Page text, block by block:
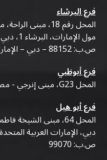
فرع البرشاء
المحل رقم 18،
مول الإمارات، البرشاء 1، دبي
ص.ب: 88152 – دبي – الإمارات العربية المتحدة
فرع أبوظبي
المحل G23، مبنى إنرجي - مصفح - M20 - أبوظبي
فرع أبو هيل
المحل 64، مبنى
دبي، الإمارات العربية المتحدة
ص.ب: 99070